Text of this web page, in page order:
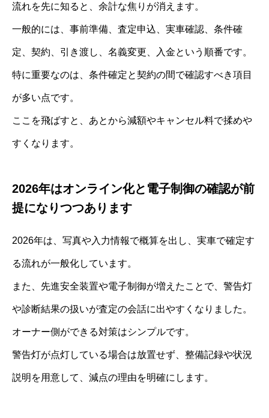
流れを先に知ると、余計な焦りが消えます。
一般的には、事前準備、査定申込、実車確認、条件確
定、契約、引き渡し、名義変更、入金という順番です。
特に重要なのは、条件確定と契約の間で確認すべき項目
が多い点です。
ここを飛ばすと、あとから減額やキャンセル料で揉めや
すくなります。
2026年はオンライン化と電子制御の確認が前
提になりつつあります
2026年は、写真や入力情報で概算を出し、実車で確定す
る流れが一般化しています。
また、先進安全装置や電子制御が増えたことで、警告灯
や診断結果の扱いが査定の会話に出やすくなりました。
オーナー側ができる対策はシンプルです。
警告灯が点灯している場合は放置せず、整備記録や状況
説明を用意して、減点の理由を明確にします。